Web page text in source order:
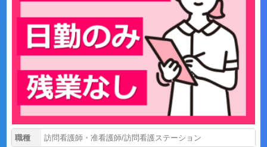
職種 訪問看護師・准看護師/訪問看護ステーション